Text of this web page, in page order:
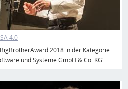
4.0
2018 in der Kategorie
und Systeme GmbH & Co. KG"